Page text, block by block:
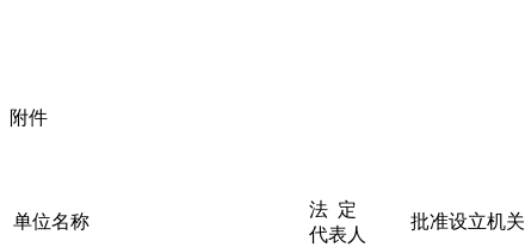
附件
单位名称
法 定
代表人
批准设立机关